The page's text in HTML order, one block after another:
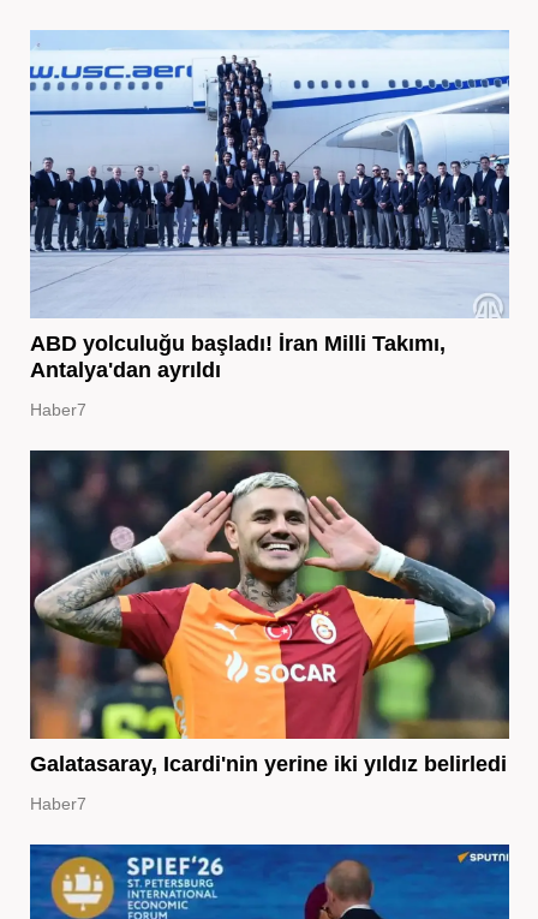
ABD yolculuğu başladı! İran Milli Takımı,
Antalya'dan ayrıldı
Haber7
Galatasaray, Icardi'nin yerine iki yıldız belirledi
Haber7